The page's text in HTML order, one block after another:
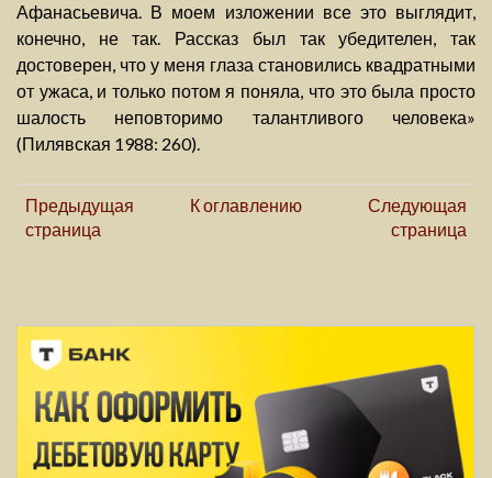
Афанасьевича. В моем изложении все это выглядит,
конечно, не так. Рассказ был так убедителен, так
достоверен, что у меня глаза становились квадратными
от ужаса, и только потом я поняла, что это была просто
шалость неповторимо талантливого человека»
(Пилявская 1988: 260).
Предыдущая
страница
К оглавлению
Следующая
страница